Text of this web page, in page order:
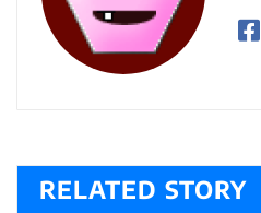
RELATED STORY